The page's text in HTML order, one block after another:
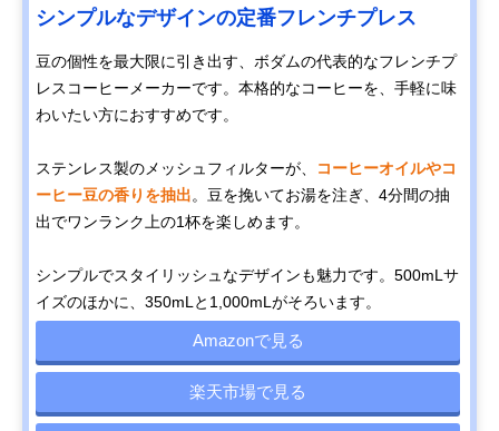
シンプルなデザインの定番フレンチプレス
豆の個性を最大限に引き出す、ボダムの代表的なフレンチプ
レスコーヒーメーカーです。本格的なコーヒーを、手軽に味
わいたい方におすすめです。
ステンレス製のメッシュフィルターが、
コーヒーオイルやコ
ーヒー豆の香りを抽出。豆を挽いてお湯を注ぎ、4分間の抽
出でワンランク上の1杯を楽しめます。
シンプルでスタイリッシュなデザインも魅力です。500mLサ
イズのほかに、350mLと1,000mLがそろいます。
Amazonで見る
楽天市場で見る